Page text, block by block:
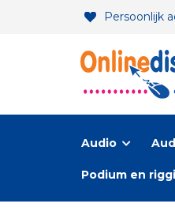
Persoonlijk
Audio
Podium en